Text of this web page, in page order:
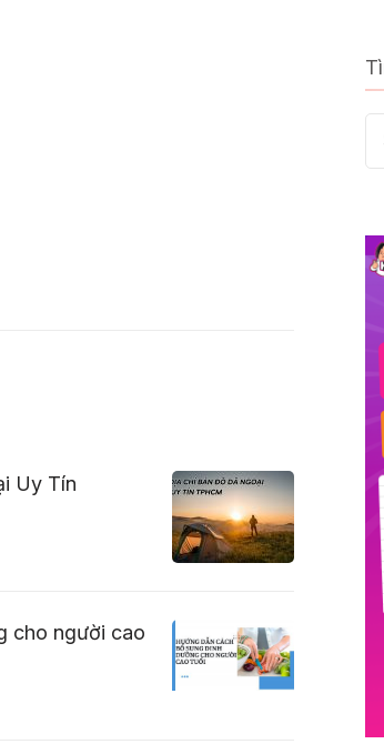
Uy Tín
cho người cao